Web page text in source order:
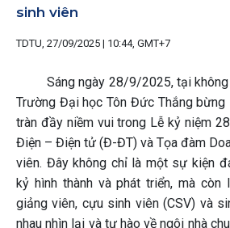
sinh viên
TDTU, 27/09/2025 | 10:44, GMT+7
Sáng ngày 28/9/2025, tại
Trường Đại học Tôn Đức Thắng bừng
tràn đầy niềm vui trong Lễ kỷ niệm
Điện – Điện tử (Đ-ĐT) và Tọa đàm
viên. Đây không chỉ là một sự kiện
kỷ hình thành và phát triển, mà
giảng viên, cựu sinh viên (CSV) và
nhau nhìn lại và tự hào về ngôi nhà